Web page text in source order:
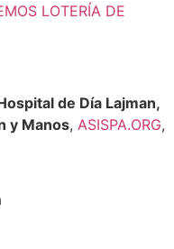
LOTERÍA DE
de Día Lajman,
y Manos, ASISPA.ORG,